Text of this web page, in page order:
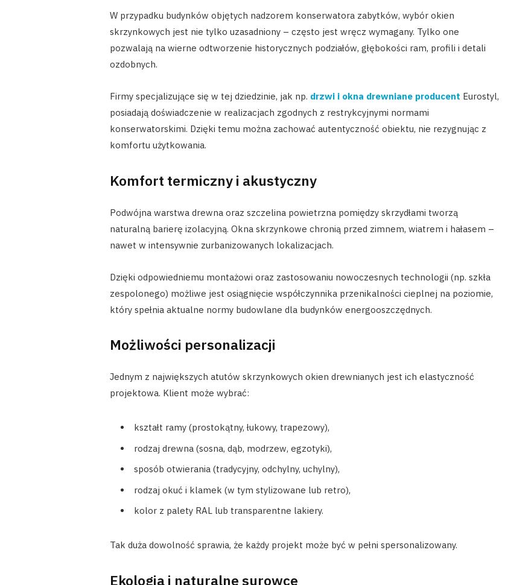
W przypadku budynków objętych nadzorem konserwatora zabytków, wybór okien
skrzynkowych jest nie tylko uzasadniony – często jest wręcz wymagany. Tylko one
pozwalają na wierne odtworzenie historycznych podziałów, głębokości ram, profili i detali
ozdobnych.
Firmy specjalizujące się w tej dziedzinie, jak np. drzwi i okna drewniane producent Eurostyl,
posiadają doświadczenie w realizacjach zgodnych z restrykcyjnymi normami
konserwatorskimi. Dzięki temu można zachować autentyczność obiektu, nie rezygnując z
komfortu użytkowania.
Komfort termiczny i akustyczny
Podwójna warstwa drewna oraz szczelina powietrzna pomiędzy skrzydłami tworzą
naturalną barierę izolacyjną. Okna skrzynkowe chronią przed zimnem, wiatrem i hałasem –
nawet w intensywnie zurbanizowanych lokalizacjach.
Dzięki odpowiedniemu montażowi oraz zastosowaniu nowoczesnych technologii (np. szkła
zespolonego) możliwe jest osiągnięcie współczynnika przenikalności cieplnej na poziomie,
który spełnia aktualne normy budowlane dla budynków energooszczędnych.
Możliwości personalizacji
Jednym z największych atutów skrzynkowych okien drewnianych jest ich elastyczność
projektowa. Klient może wybrać:
kształt ramy (prostokątny, łukowy, trapezowy),
rodzaj drewna (sosna, dąb, modrzew, egzotyki),
sposób otwierania (tradycyjny, odchylny, uchylny),
rodzaj okuć i klamek (w tym stylizowane lub retro),
kolor z palety RAL lub transparentne lakiery.
Tak duża dowolność sprawia, że każdy projekt może być w pełni spersonalizowany.
Ekologia i naturalne surowce